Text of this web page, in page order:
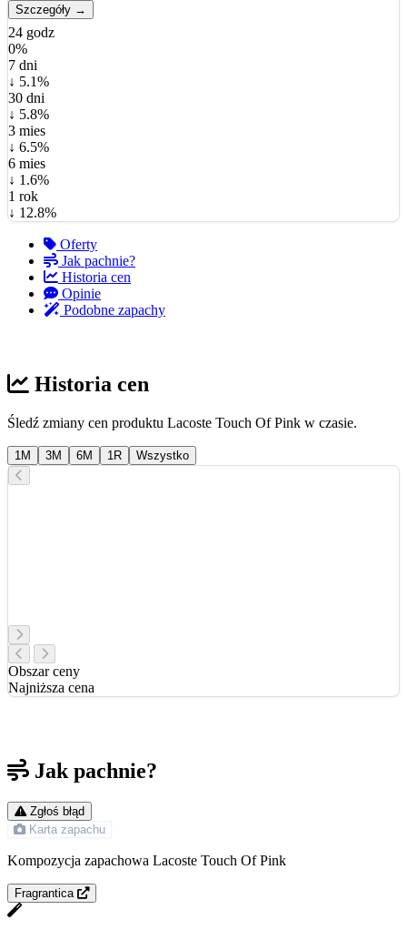
Szczegóły →
24 godz
0%
7 dni
↓ 5.1%
30 dni
↓ 5.8%
3 mies
↓ 6.5%
6 mies
↓ 1.6%
1 rok
↓ 12.8%
Oferty
Jak pachnie?
Historia cen
Opinie
Podobne zapachy
Historia cen
Śledź zmiany cen produktu Lacoste Touch Of Pink w czasie.
1M 3M 6M 1R Wszystko
Obszar ceny
Najniższa cena
Jak pachnie?
Zgłoś błąd
Karta zapachu
Kompozycja zapachowa Lacoste Touch Of Pink
Fragrantica